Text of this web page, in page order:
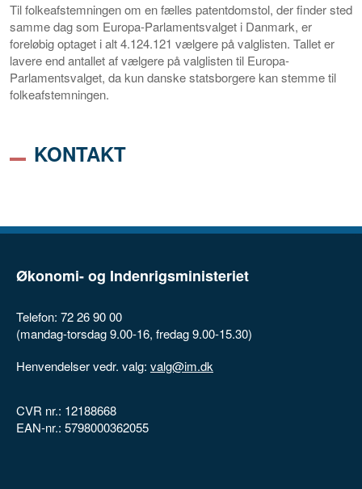
Til folkeafstemningen om en fælles patentdomstol, der finder sted
samme dag som Europa-Parlamentsvalget i Danmark, er
foreløbig optaget i alt 4.124.121 vælgere på valglisten. Tallet er
lavere end antallet af vælgere på valglisten til Europa-
Parlamentsvalget, da kun danske statsborgere kan stemme til
folkeafstemningen.
KONTAKT
Økonomi- og Indenrigsministeriet
Telefon: 72 26 90 00
(mandag-torsdag 9.00-16, fredag 9.00-15.30)
Henvendelser vedr. valg: valg@im.dk
CVR nr.: 12188668
EAN-nr.: 5798000362055